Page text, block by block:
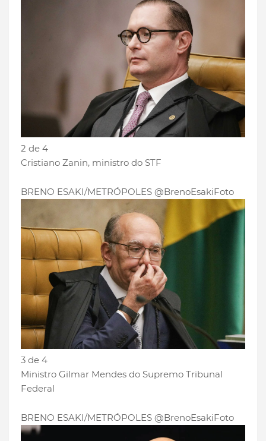
2 de 4
Cristiano Zanin, ministro do STF
BRENO ESAKI/METRÓPOLES @BrenoEsakiFoto
3 de 4
Ministro Gilmar Mendes do Supremo Tribunal
Federal
BRENO ESAKI/METRÓPOLES @BrenoEsakiFoto